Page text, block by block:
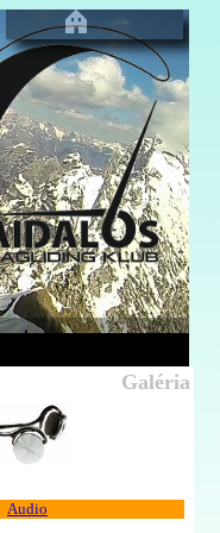
Galéria
Audio